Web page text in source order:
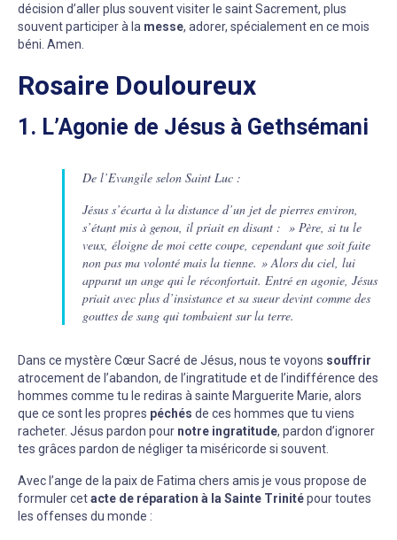
décision d’aller plus souvent visiter le saint Sacrement, plus
souvent participer à la messe, adorer, spécialement en ce mois
béni. Amen.
Rosaire Douloureux
1. L’Agonie de Jésus à Gethsémani
De l’Evangile selon Saint Luc :
Jésus s’écarta à la distance d’un jet de pierres environ,
s’étant mis à genou, il priait en disant : » Père, si tu le
veux, éloigne de moi cette coupe, cependant que soit faite
non pas ma volonté mais la tienne. » Alors du ciel, lui
apparut un ange qui le réconfortait. Entré en agonie, Jésus
priait avec plus d’insistance et sa sueur devint comme des
gouttes de sang qui tombaient sur la terre.
Dans ce mystère Cœur Sacré de Jésus, nous te voyons souffrir
atrocement de l’abandon, de l’ingratitude et de l’indifférence des
hommes comme tu le rediras à sainte Marguerite Marie, alors
que ce sont les propres péchés de ces hommes que tu viens
racheter. Jésus pardon pour notre ingratitude, pardon d’ignorer
tes grâces pardon de négliger ta miséricorde si souvent.
Avec l’ange de la paix de Fatima chers amis je vous propose de
formuler cetacte de réparation à la Sainte Trinitépour toutes
les offenses du monde :